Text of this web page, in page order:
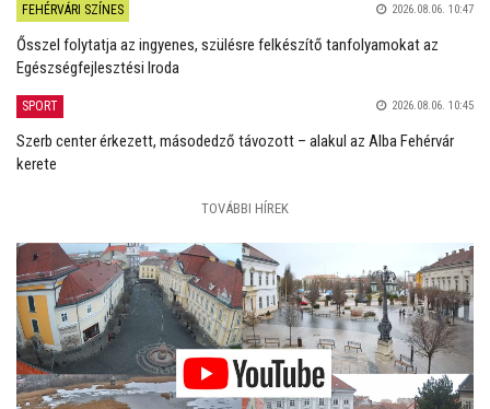
FEHÉRVÁRI SZÍNES 2026.08.06. 10:47
Ősszel folytatja az ingyenes, szülésre felkészítő tanfolyamokat az
Egészségfejlesztési Iroda
SPORT 2026.08.06. 10:45
Szerb center érkezett, másodedző távozott – alakul az Alba Fehérvár
kerete
TOVÁBBI HÍREK